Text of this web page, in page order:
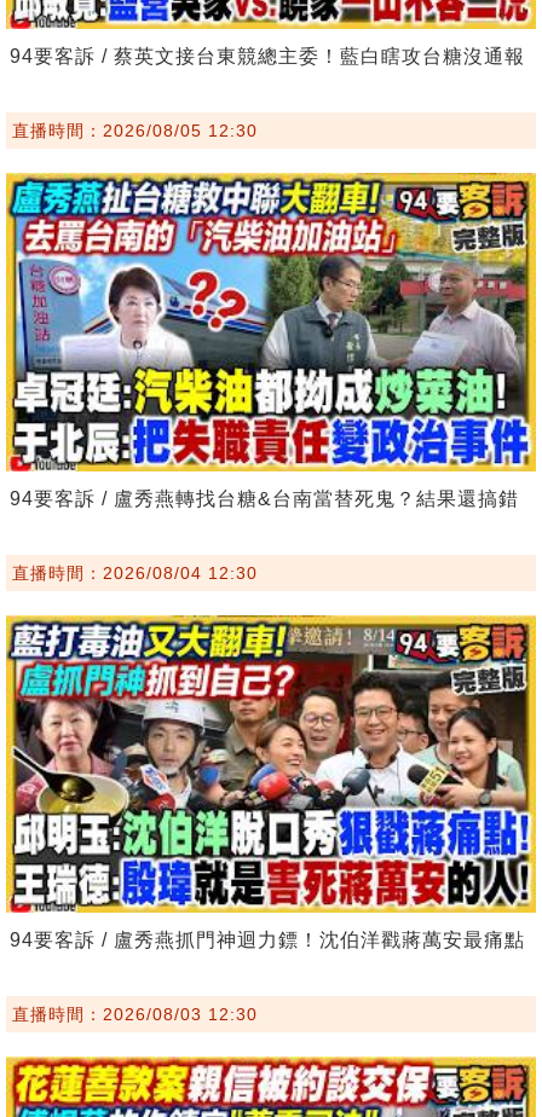
94要客訴 / 蔡英文接台東競總主委！藍白瞎攻台糖沒通報
直播時間：2026/08/05 12:30
94要客訴 / 盧秀燕轉找台糖&台南當替死鬼？結果還搞錯
直播時間：2026/08/04 12:30
94要客訴 / 盧秀燕抓門神迴力鏢！沈伯洋戳蔣萬安最痛點
直播時間：2026/08/03 12:30